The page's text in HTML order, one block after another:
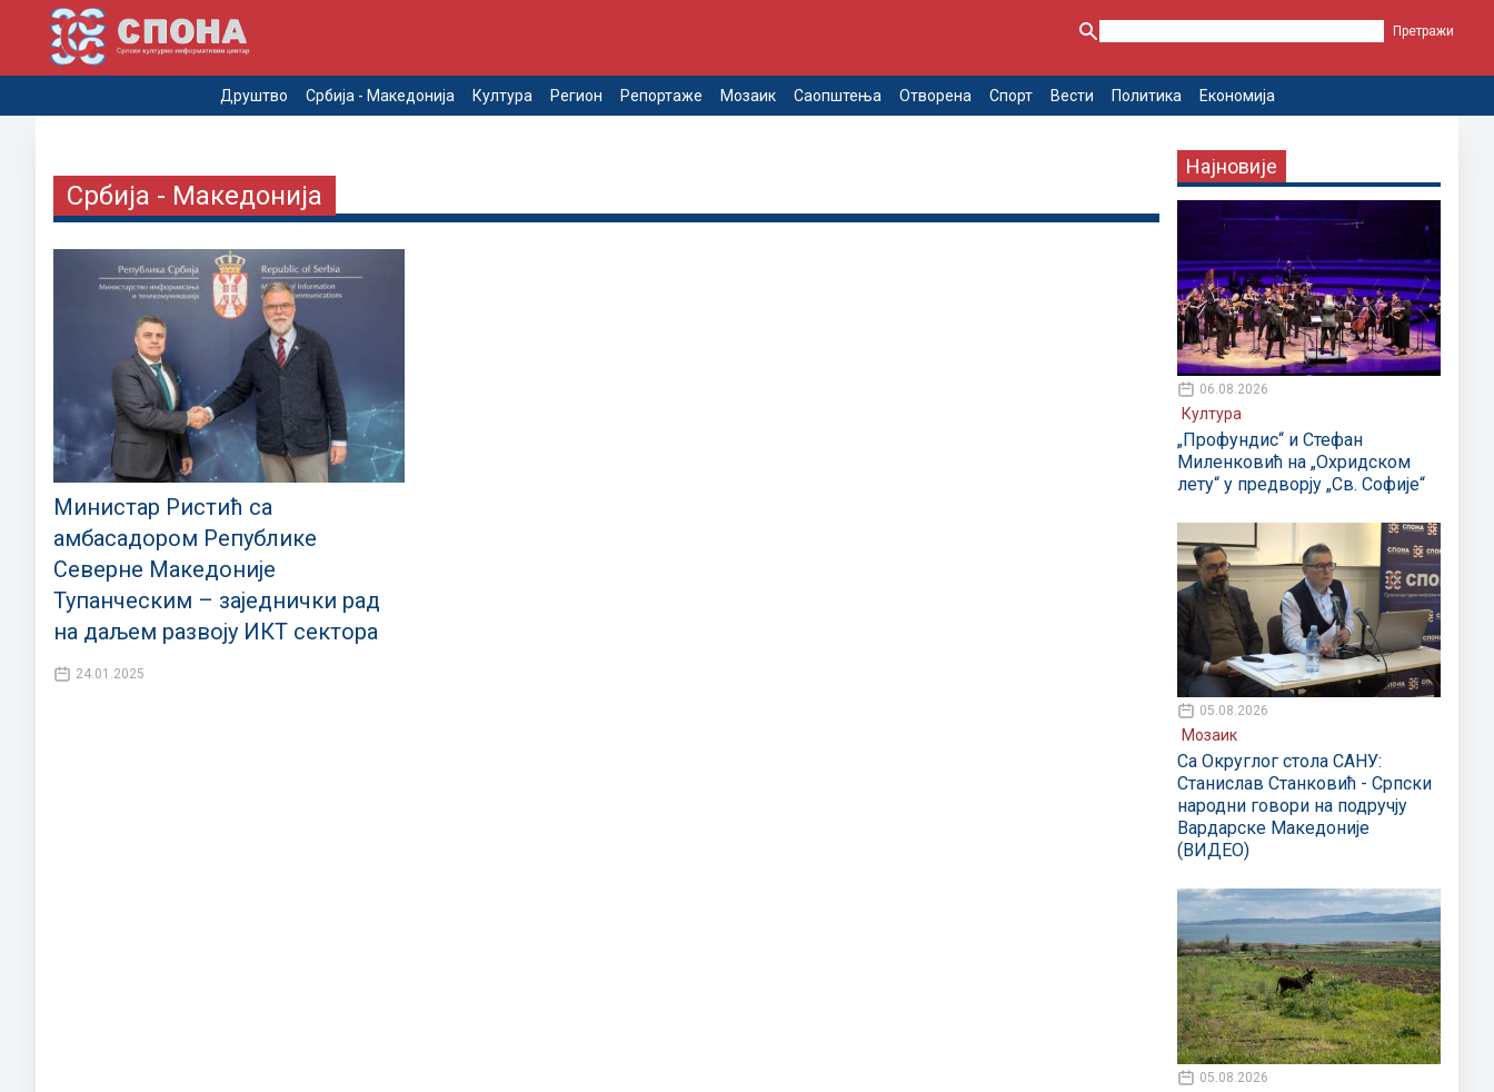
Друштво Србија - Македонија Култура Регион Репортаже Мозаик Саопштења Отворена Спорт Вести Политика Економија
Србија - Македонија
Министар Ристић са
амбасадором Републике
Северне Македоније
Тупанческим – заједнички рад
на даљем развоју ИКТ сектора
24.01.2025
Најновије
06.08.2026
Култура
„Профундис“ и Стефан
Миленковић на „Охридском
лету“ у предворју „Св. Софије“
05.08.2026
Мозаик
Са Округлог стола САНУ:
Станислав Станковић - Српски
народни говори на подручју
Вардарске Македоније
(ВИДЕО)
05.08.2026